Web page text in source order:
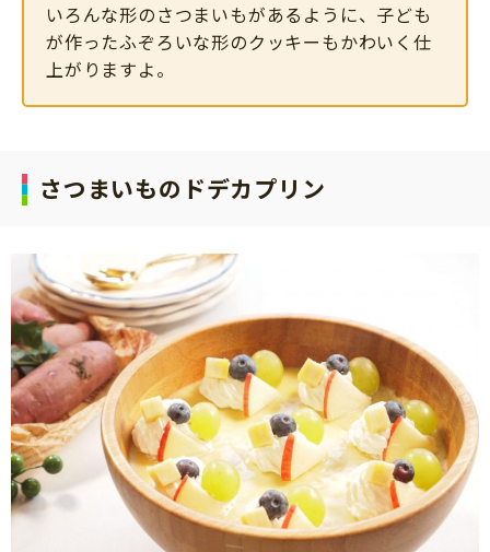
いろんな形のさつまいもがあるように、子ども
が作ったふぞろいな形のクッキーもかわいく仕
上がりますよ。
さつまいものドデカプリン